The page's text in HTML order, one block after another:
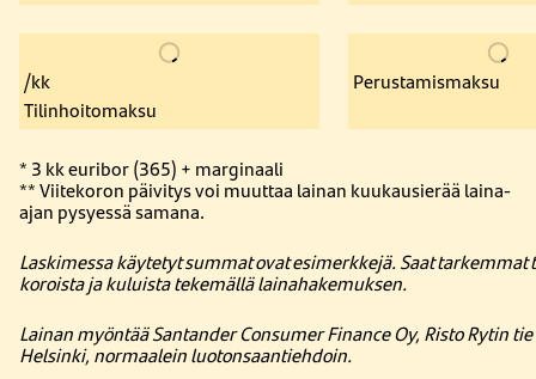
/kk
Tilinhoitomaksu
Perustamismaksu
* 3 kk euribor (365) + marginaali
**Viitekoron päivitysvoi muuttaa lainan kuukausierää laina-
ajan pysyessäsamana.
Laskimessa käytetyt summat ovat esimerkkejä. Saat tarkemmat
koroista ja kuluista tekemällä lainahakemuksen.
Lainan myöntää Santander Consumer Finance Oy, Risto Rytin
Helsinki, normaalein luotonsaantiehdoin.